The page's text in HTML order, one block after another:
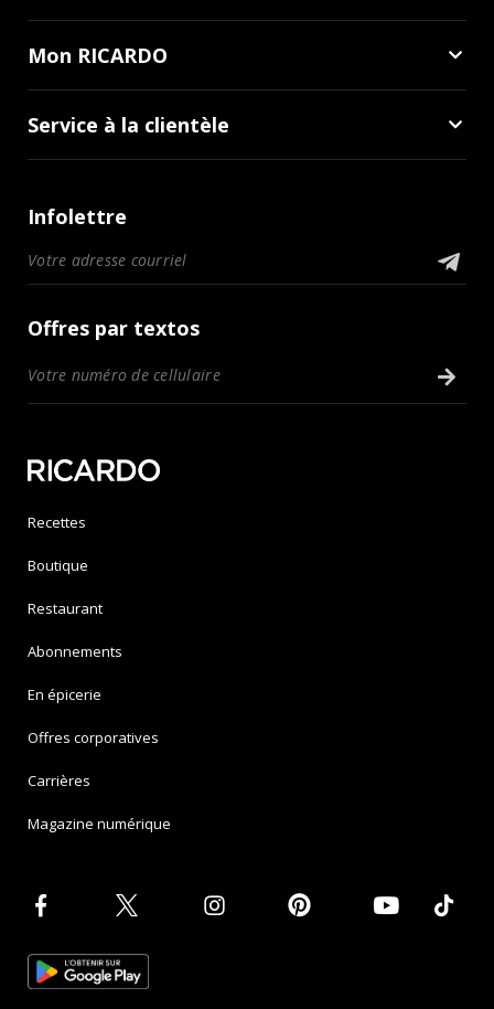
Mon RICARDO
Service à la clientèle
Infolettre
Offres par textos
Recettes
Boutique
Restaurant
Abonnements
En épicerie
Offres corporatives
Carrières
Magazine numérique